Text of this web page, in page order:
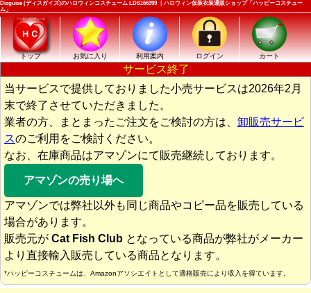
Disguise (ディスガイズ)のハロウィンコスチューム LDS166399 ｜ハロウィン仮装衣装通販ショップ「ハッピーコスチュー
ム」
トップ お気に入り 利用案内 ログイン カート
サービス終了
当サービスで提供しておりました小売サービスは2026年2月
末で終了させていただきました。
業者の方、まとまったご注文をご検討の方は、 卸販売サービ
スのご利用をご検討ください。
なお、在庫商品はアマゾンにて販売継続しております。
アマゾンの売り場へ
アマゾンでは弊社以外も同じ商品やコピー品を販売している
場合があります。
販売元が Cat Fish Club となっている商品が弊社がメーカー
より直接輸入販売している商品となります。
*ハッピーコスチュームは、Amazonアソシエイトとして適格販売により収入を得ています。